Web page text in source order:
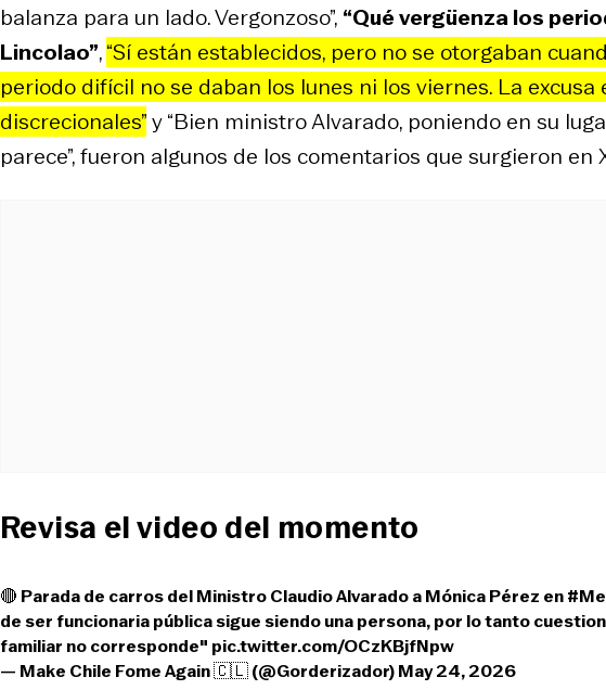
balanza para un lado. Vergonzoso”, “Qué vergüenza los
Lincolao”,“Sí están establecidos, pero no se otorgaban
periodo difícil no se daban los lunes ni los viernes. La
discrecionales”y “Bien ministro Alvarado, poniendo en su
parece”, fueron algunos de los comentarios que surgieron en
Revisa el video del momento
🔴 Parada de carros del Ministro Claudio Alvarado a Mónica Pérez en
de ser funcionaria pública sigue siendo una persona, por lo tanto
familiar no corresponde" pic.twitter.com/OCzKBjfNpw
— Make Chile Fome Again 🇨🇱 (@Gorderizador)May 24, 2026